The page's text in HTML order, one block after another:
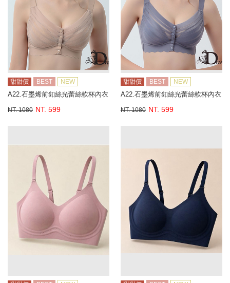
甜甜價 BEST NEW
A22.石墨烯前釦絲光蕾絲軟杯內衣
NT. 1080 NT. 599
甜甜價 BEST NEW
A22.石墨烯前釦絲光蕾絲軟杯內衣
NT. 1080 NT. 599